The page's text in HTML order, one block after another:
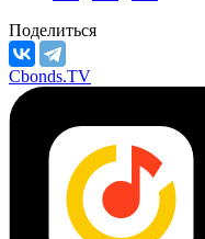
***/***
М/S&P/F
***/
Поделиться
Cbonds.TV